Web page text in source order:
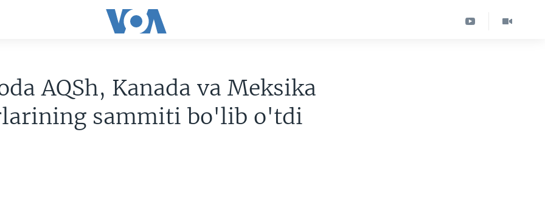
AQSh, Kanada va Meksika
sammiti bo'lib o'tdi